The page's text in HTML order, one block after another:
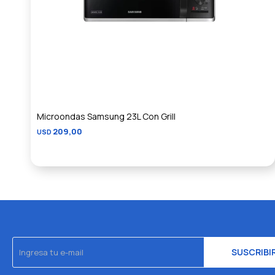
Microondas Samsung 23L Con Grill
USD 209,00